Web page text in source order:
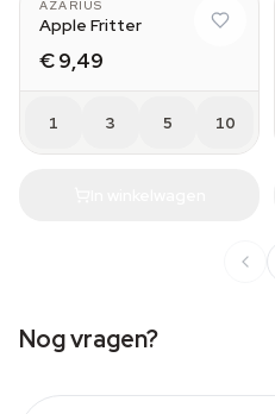
AZARIUS
Apple Fritter
€ 9,49
1 3 5 10
Nog vragen?